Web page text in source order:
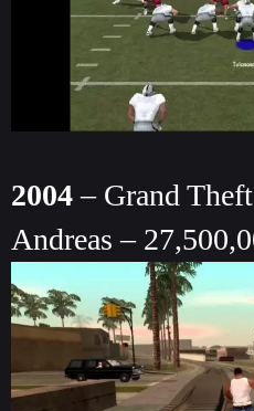
2004– Grand
Andreas –